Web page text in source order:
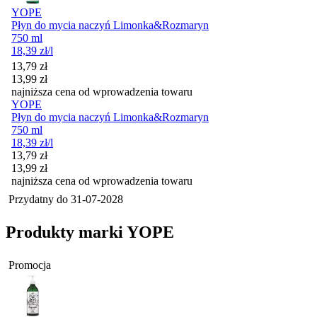
YOPE
Płyn do mycia naczyń Limonka&Rozmaryn
750 ml
18,39 zł/l
Cena promocyjna
13,79 zł
13,99 zł
najniższa cena od wprowadzenia towaru
YOPE
Płyn do mycia naczyń Limonka&Rozmaryn
750 ml
18,39 zł/l
Cena promocyjna
13,79 zł
13,99 zł
najniższa cena od wprowadzenia towaru
Przydatny do 31-07-2028
Produkty marki YOPE
Promocja